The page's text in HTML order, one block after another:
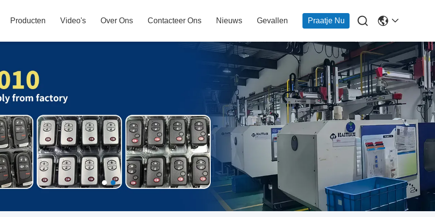
Producten Video's Over Ons Contacteer Ons Nieuws Gevallen Praatje Nu 